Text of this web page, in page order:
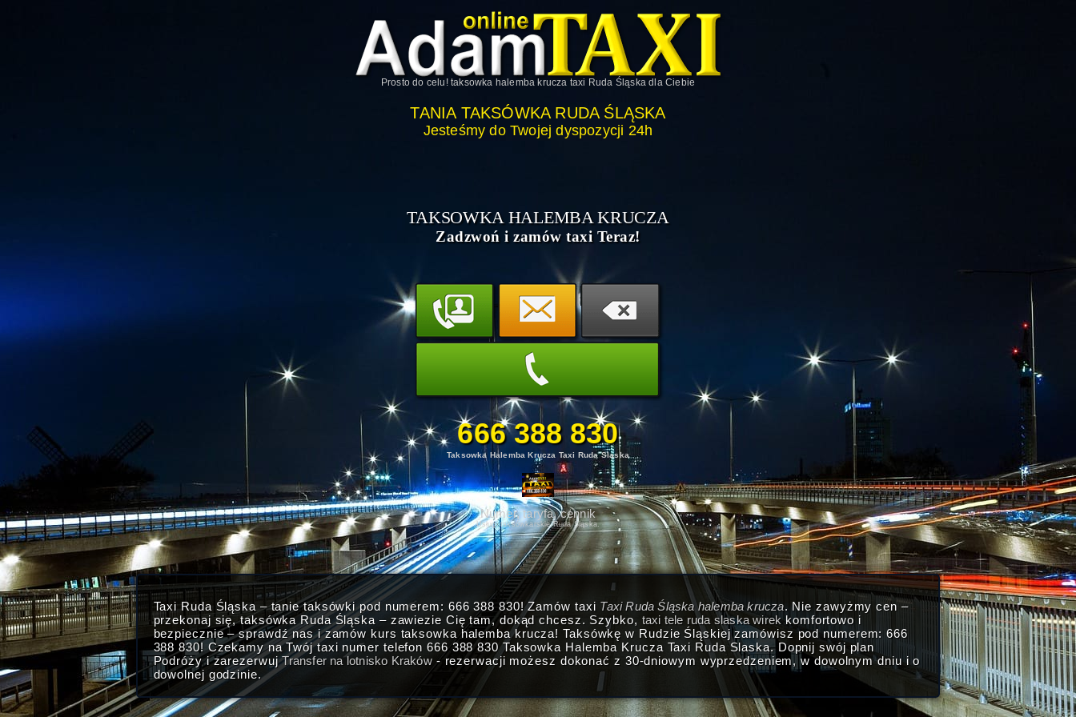
Prosto do celu! taksowka halemba krucza taxi Ruda Śląska dla Ciebie
TANIA TAKSÓWKA RUDA ŚLĄSKA
Jesteśmy do Twojej dyspozycji 24h
TAKSOWKA HALEMBA KRUCZA
Zadzwoń i zamów taxi Teraz!
666 388 830
Taksowka Halemba Krucza Taxi Ruda Slaska
Numer, taryfa, cennik
Usługi taksówkarskie Ruda Śląska.
Taxi Ruda Śląska – tanie taksówki pod numerem: 666 388 830! Zamów taxi Taxi Ruda Śląska halemba krucza. Nie zawyżmy cen –
przekonaj się, taksówka Ruda Śląska – zawiezie Cię tam, dokąd chcesz. Szybko, taxi tele ruda slaska wirekkomfortowo i
bezpiecznie – sprawdź nas i zamów kurs taksowka halemba krucza! Taksówkę w Rudzie Śląskiej zamówisz pod numerem: 666
388 830! Czekamy na Twój taxi numer telefon 666 388 830 Taksowka Halemba Krucza Taxi Ruda Slaska. Dopnij swój plan
Podróży i zarezerwujTransfer na lotnisko Kraków- rezerwacji możesz dokonać z 30-dniowym wyprzedzeniem, w dowolnym dniu i o
dowolnej godzinie.